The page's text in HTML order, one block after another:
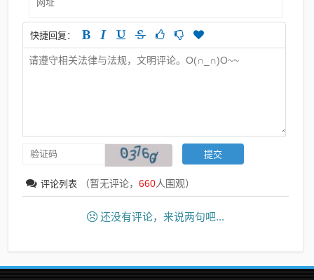
快捷回复：
评论列表 （暂无评论，660人围观）
还没有评论，来说两句吧...